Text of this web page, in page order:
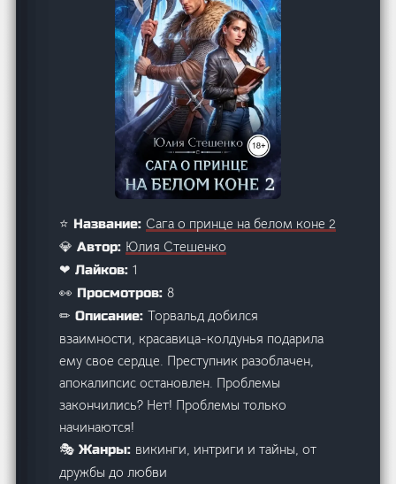
⭐ Название:Сага о принце на белом коне 2
💎 Автор: Юлия Стешенко
❤ Лайков:1
👀 Просмотров:8
✏ Описание:Торвальд добился
взаимности, красавица-колдунья подарила
ему свое сердце. Преступник разоблачен,
апокалипсис остановлен. Проблемы
закончились? Нет! Проблемы только
начинаются!
🎭 Жанры: викинги, интриги и тайны, от
дружбы до любви